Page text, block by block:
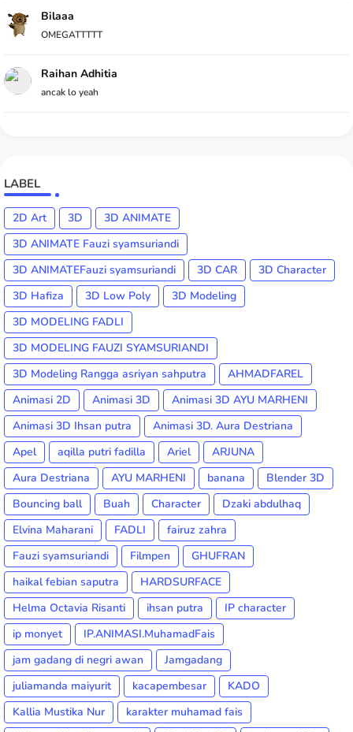
Bilaaa
OMEGATTTTT
Raihan Adhitia
ancak lo yeah
LABEL
2D Art 3D
3D ANIMATE
3D ANIMATE Fauzi syamsuriandi
3D ANIMATEFauzi syamsuriandi
3D CAR
3D Character
3D Hafiza
3D Low Poly
3D Modeling
3D MODELING FADLI
3D MODELING FAUZI SYAMSURIANDI
3D Modeling Rangga asriyan sahputra
AHMADFAREL
Animasi 2D
Animasi 3D
Animasi 3D AYU MARHENI
Animasi 3D Ihsan putra
Animasi 3D. Aura Destriana
Apel
aqilla putri fadilla Ariel
ARJUNA
Aura Destriana
AYU MARHENI banana
Blender 3D
Bouncing ball
Buah Character
Dzaki abdulhaq
Elvina Maharani
FADLI
fairuz zahra
Fauzi syamsuriandi
Filmpen
GHUFRAN
haikal febian saputra
HARDSURFACE
Helma Octavia Risanti
ihsan putra
IP character
ip monyet
IP.ANIMASI.MuhamadFais
jam gadang di negri awan
Jamgadang
juliamanda maiyurit
kacapembesar
KADO
Kallia Mustika Nur
karakter muhamad fais